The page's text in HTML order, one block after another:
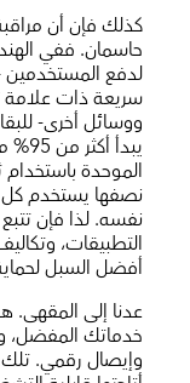
كذلك فإن أن
حاسمان. ففي
لدفع
سريعة ذات علامة
ووسائل أخرى-
الموحدة
نصفها يستخدم كل
نفسه. لذا فإن
التطبيقات،
أفضل السبل
عدنا إلى المقهى.
خدماتك المفضل،
وإيصال رقمي. تلك